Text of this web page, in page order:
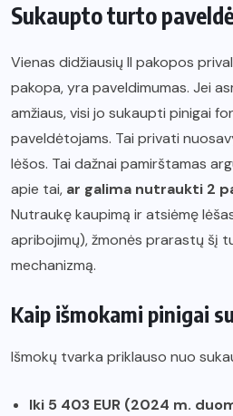
Sukaupto turto
Vienas didžiausių II pakopos
pakopa, yra paveldimumas. Jei
amžiaus, visi jo sukaupti pinigai
paveldėtojams. Tai privati
lėšos. Tai dažnai pamirštamas
apie tai, ar galima nutraukti 2
Nutraukę kaupimą ir atsiėmę
apribojimų), žmonės prarastų šį
mechanizmą.
Kaip išmokami pinigai
Išmokų tvarka priklauso nuo
Iki 5 403 EUR (2024 m.